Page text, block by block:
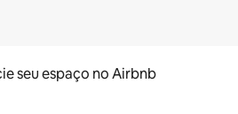
seu espaço no Airbnb